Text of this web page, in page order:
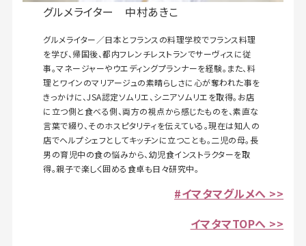
グルメライター 中村あきこ
グルメライター／日本とフランスの料理学校でフランス料理
を学び、帰国後、都内フレンチレストランでサーヴィスに従
事。マネージャーやウエディングプランナーを経験。また、料
理とワインのマリアージュの素晴らしさに心が奪われた事を
きっかけに、JSA認定ソムリエ、シニアソムリエを取得。お店
に立つ側と食べる側、両方の視点から感じたものを、素直な
言葉で綴り、そのホスピタリティを伝えている。現在は知人の
店でヘルプシェフとしてキッチンに立つことも。二児の母。長
男の育児中の食の悩みから、幼児食インストラクターを取
得。親子で楽しく囲める食卓も日々研究中。
#イマタマグルメへ >>
イマタマTOPへ >>